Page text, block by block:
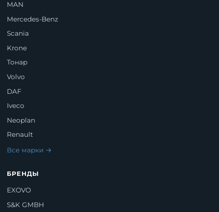
MAN
Mercedes-Benz
Scania
Krone
Тонар
Volvo
DAF
Iveco
Neoplan
Renault
Все марки →
БРЕНДЫ
EXOVO
S&K GMBH